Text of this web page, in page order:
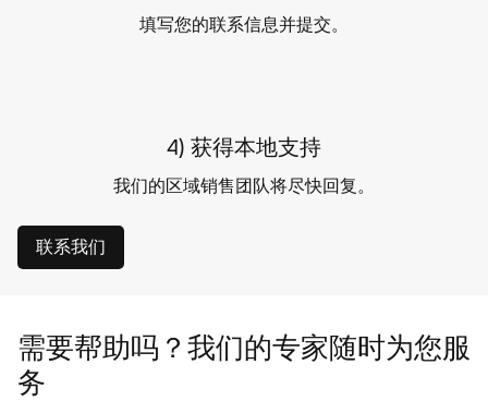
填写您的联系信息并提交。
4) 获得本地支持
我们的区域销售团队将尽快回复。
联系我们
需要帮助吗？我们的专家随时为您服
务